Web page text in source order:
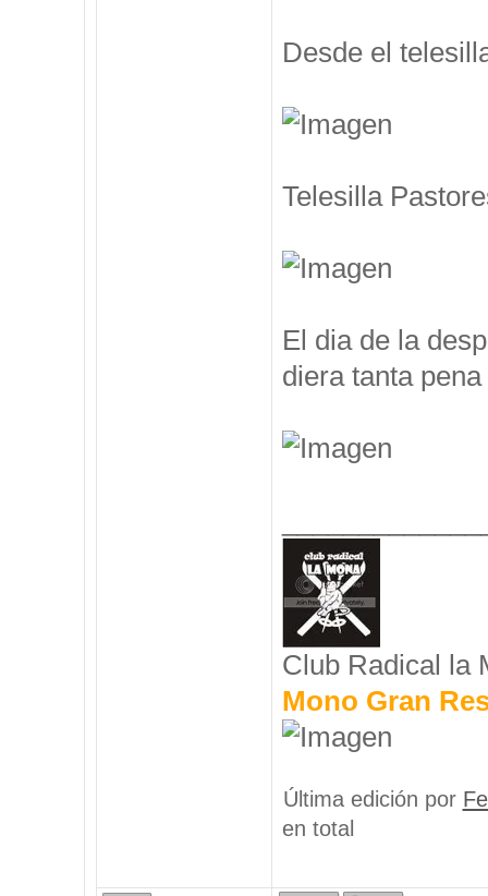
Desde el
Telesilla
El dia de la
diera tanta
Club Radical la
Mono Gran
Última edición por
en total